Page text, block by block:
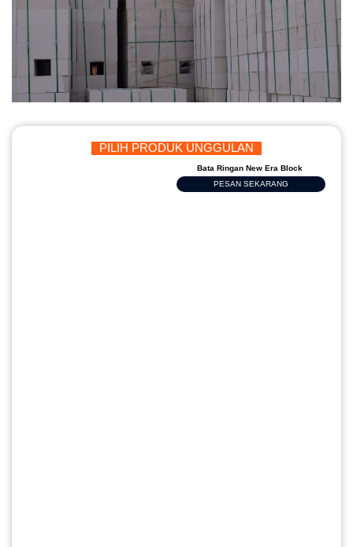
PILIH PRODUK UNGGULAN
Bata Ringan New Era Block
PESAN SEKARANG